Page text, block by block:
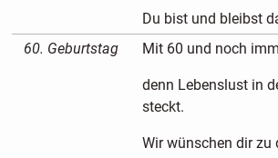
Du bist und bleibst
60. Geburtstag
Mit 60 und noch
denn Lebenslust in
steckt.
Wir wünschen dir zu